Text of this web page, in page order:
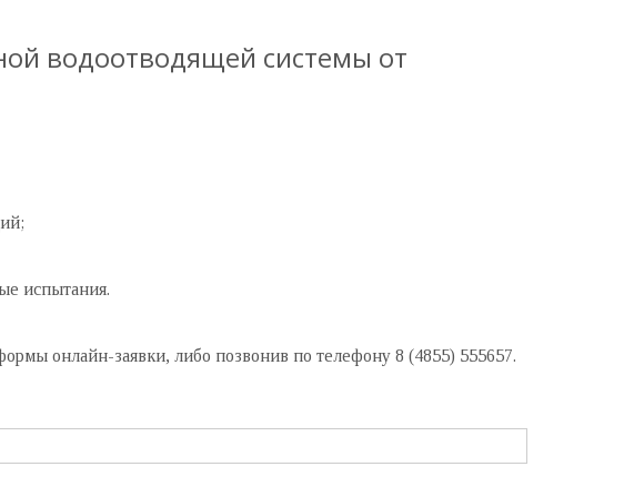
водоотводящей системы от
испытания.
онлайн-заявки, либо позвонив по телефону 8 (4855) 555657.